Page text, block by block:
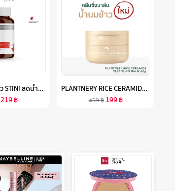
MORTIW หมอทิว STINI ลดน้ำหนัก คุมหิว เผาผลาญไขมัน ควบคุมน้ำหนัก บล็อกแป้งน้ำตาล เอสทีนี่ 30 แคปซูล 681 MG.
219฿
PLANTNERY RICE CERAMIDE CLEANSING BALM 60 G
459฿ 199฿